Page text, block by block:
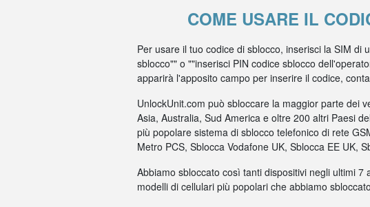
COME USARE IL
Per usare il tuo codice di sblocco, inserisci la SIM
sblocco"" o ""inserisci PIN codice sblocco
apparirà l'apposito campo per inserire il codice,
UnlockUnit.com può sbloccare la maggior parte dei
Asia, Australia, Sud America e oltre 200 altri Paesi
più popolare sistema di sblocco telefonico di rete
Metro PCS, Sblocca Vodafone UK, Sblocca EE UK,
Abbiamo sbloccato così tanti dispositivi negli ultimi
modelli di cellulari più popolari che abbiamo